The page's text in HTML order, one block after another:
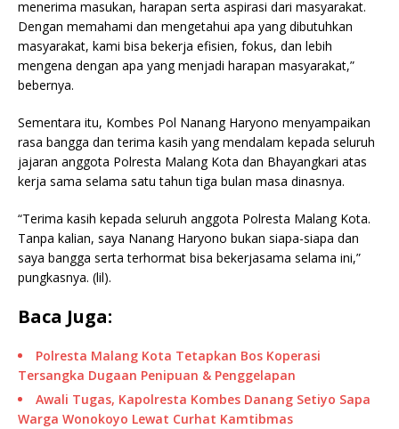
menerima masukan, harapan serta aspirasi dari masyarakat.
Dengan memahami dan mengetahui apa yang dibutuhkan
masyarakat, kami bisa bekerja efisien, fokus, dan lebih
mengena dengan apa yang menjadi harapan masyarakat,”
bebernya.
Sementara itu, Kombes Pol Nanang Haryono menyampaikan
rasa bangga dan terima kasih yang mendalam kepada seluruh
jajaran anggota Polresta Malang Kota dan Bhayangkari atas
kerja sama selama satu tahun tiga bulan masa dinasnya.
“Terima kasih kepada seluruh anggota Polresta Malang Kota.
Tanpa kalian, saya Nanang Haryono bukan siapa-siapa dan
saya bangga serta terhormat bisa bekerjasama selama ini,”
pungkasnya. (lil).
Baca Juga:
Polresta Malang Kota Tetapkan Bos Koperasi
Tersangka Dugaan Penipuan & Penggelapan
Awali Tugas, Kapolresta Kombes Danang Setiyo Sapa
Warga Wonokoyo Lewat Curhat Kamtibmas